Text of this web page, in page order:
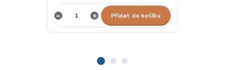
Přidat do košíku